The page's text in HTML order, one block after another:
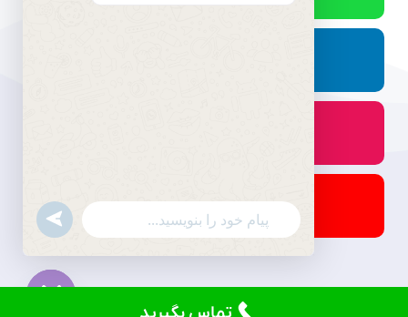
WhatsApp
Message
undefined